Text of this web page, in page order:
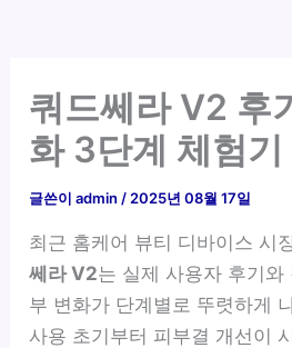
쿼드쎄라 V2 후
화 3단계 체험기
글쓴이admin / 2025년 08월 17일
최근 홈케어 뷰티 디바이스 시
쎄라 V2는 실제 사용자 후기와
부 변화가 단계별로 뚜렷하게
사용 초기부터 피부결 개선이